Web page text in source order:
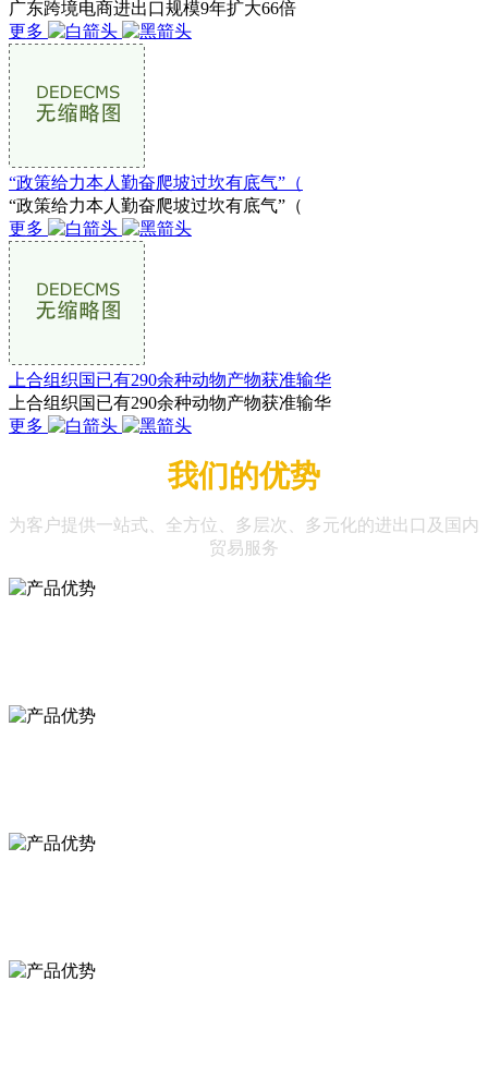
广东跨境电商进出口规模9年扩大66倍
更多
“政策给力本人勤奋爬坡过坎有底气”（
“政策给力本人勤奋爬坡过坎有底气”（
更多
上合组织国已有290余种动物产物获准输华
上合组织国已有290余种动物产物获准输华
更多
我们的优势
为客户提供一站式、全方位、多层次、多元化的进出口及国内
贸易服务